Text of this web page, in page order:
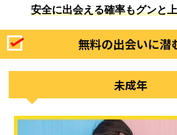
安全に出会える確率もグンと
無料の出会いに潜
未成年